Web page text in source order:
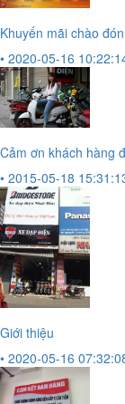
Khuyến mãi chào
• 2020-05-16
Cảm ơn khách hàng
• 2015-05-18
Giới thiệu
• 2020-05-16